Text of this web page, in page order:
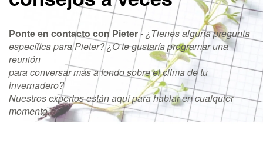
Ponte en contacto conPieter-¿Tienes alguna pregunta
específica para Pieter? ¿O te gustaría programar una
reunión
para conversar más a fondo sobre el clima de tu
invernadero?
Nuestros expertos están aquí para hablar en cualquier
momento.